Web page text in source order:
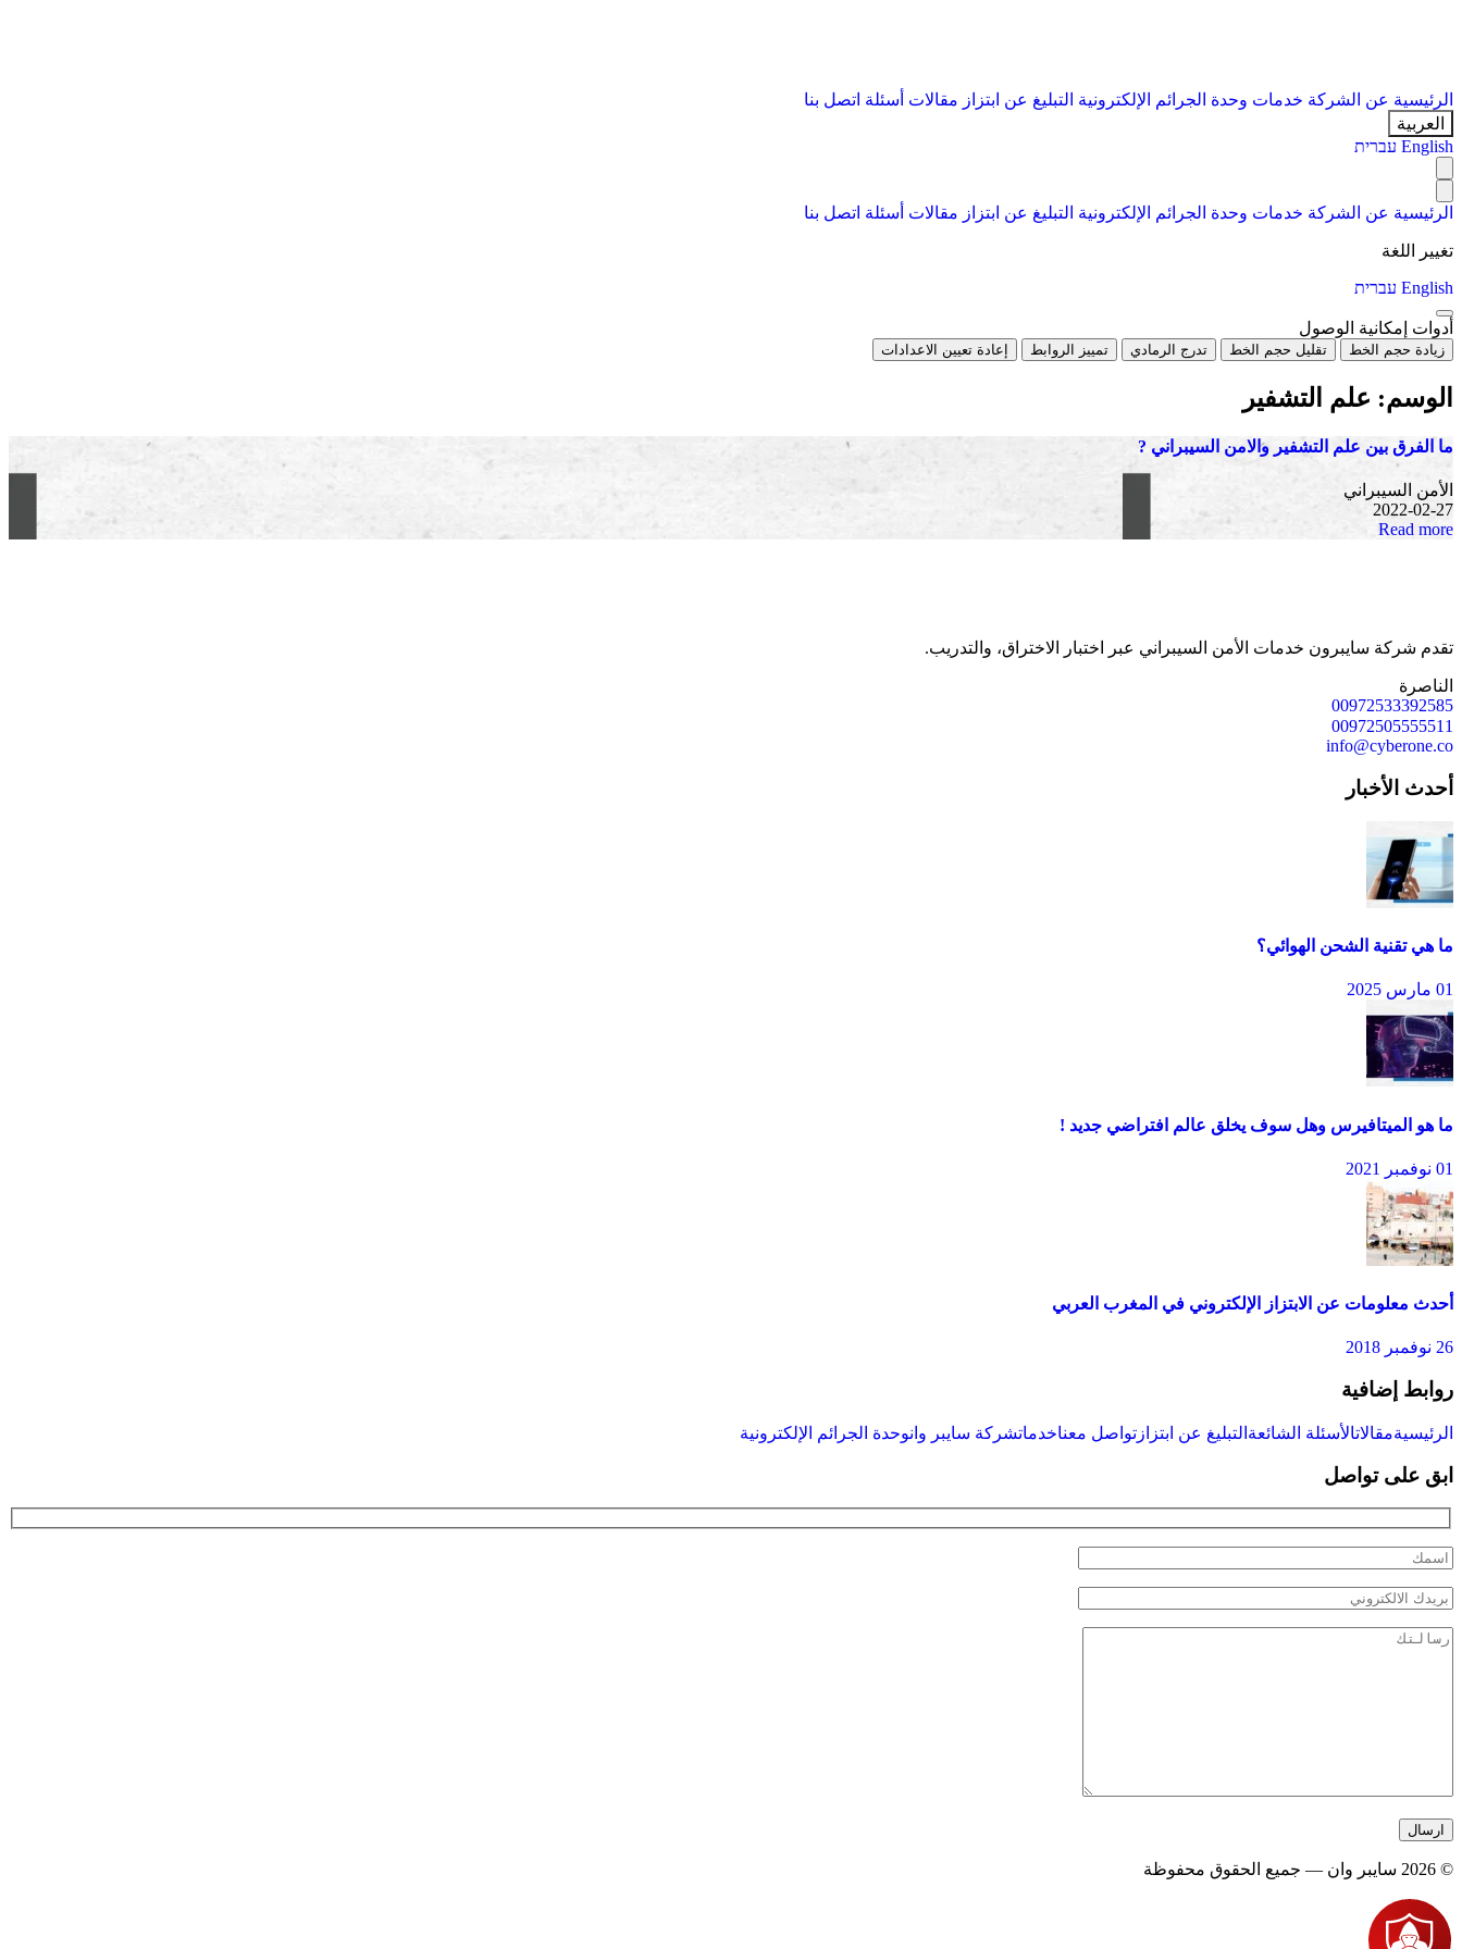
الرئيسية عن الشركة خدمات وحدة الجرائم الإلكترونية التبليغ عن ابتزاز مقالات أسئلة اتصل بنا
العربية
English עברית
الرئيسية عن الشركة خدمات وحدة الجرائم الإلكترونية التبليغ عن ابتزاز مقالات أسئلة اتصل بنا
تغيير اللغة
English עברית
أدوات إمكانية الوصول
زيادة حجم الخط تقليل حجم الخط تدرج الرمادي تمييز الروابط إعادة تعيين الاعدادات
الوسم: علم التشفير
ما الفرق بين علم التشفير والامن السيبراني ?
الأمن السيبراني
2022-02-27
Read more
تقدم شركة سايبرون خدمات الأمن السيبراني عبر اختبار الاختراق، والتدريب.
الناصرة
00972533392585
00972505555511
info@cyberone.co
أحدث الأخبار
ما هي تقنية الشحن الهوائي؟
01 مارس 2025
ما هو الميتافيرس وهل سوف يخلق عالم افتراضي جديد !
01 نوفمبر 2021
أحدث معلومات عن الابتزاز الإلكتروني في المغرب العربي
26 نوفمبر 2018
روابط إضافية
الرئيسيةمقالاتالأسئلة الشائعة التبليغ عن ابتزاز تواصل معناخدماتشركة سايبر وانوحدة الجرائم الإلكترونية
ابق على تواصل
© 2026 سايبر وان — جميع الحقوق محفوظة